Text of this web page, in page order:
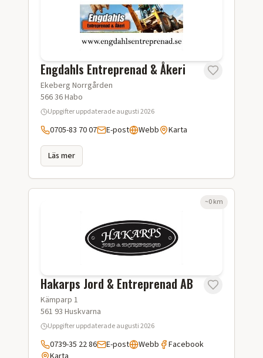
Engdahls Entreprenad & Åkeri
Ekeberg Norrgården
566 36Habo
Uppgifter uppdateradeaugusti 2026
0705-83 70 07 E-post Webb Karta
Läs mer
Hakarps Jord & Entreprenad AB
Kämparp 1
561 93 Huskvarna
Uppgifter uppdateradeaugusti 2026
0739-35 22 86 E-post Webb
Facebook
~0km